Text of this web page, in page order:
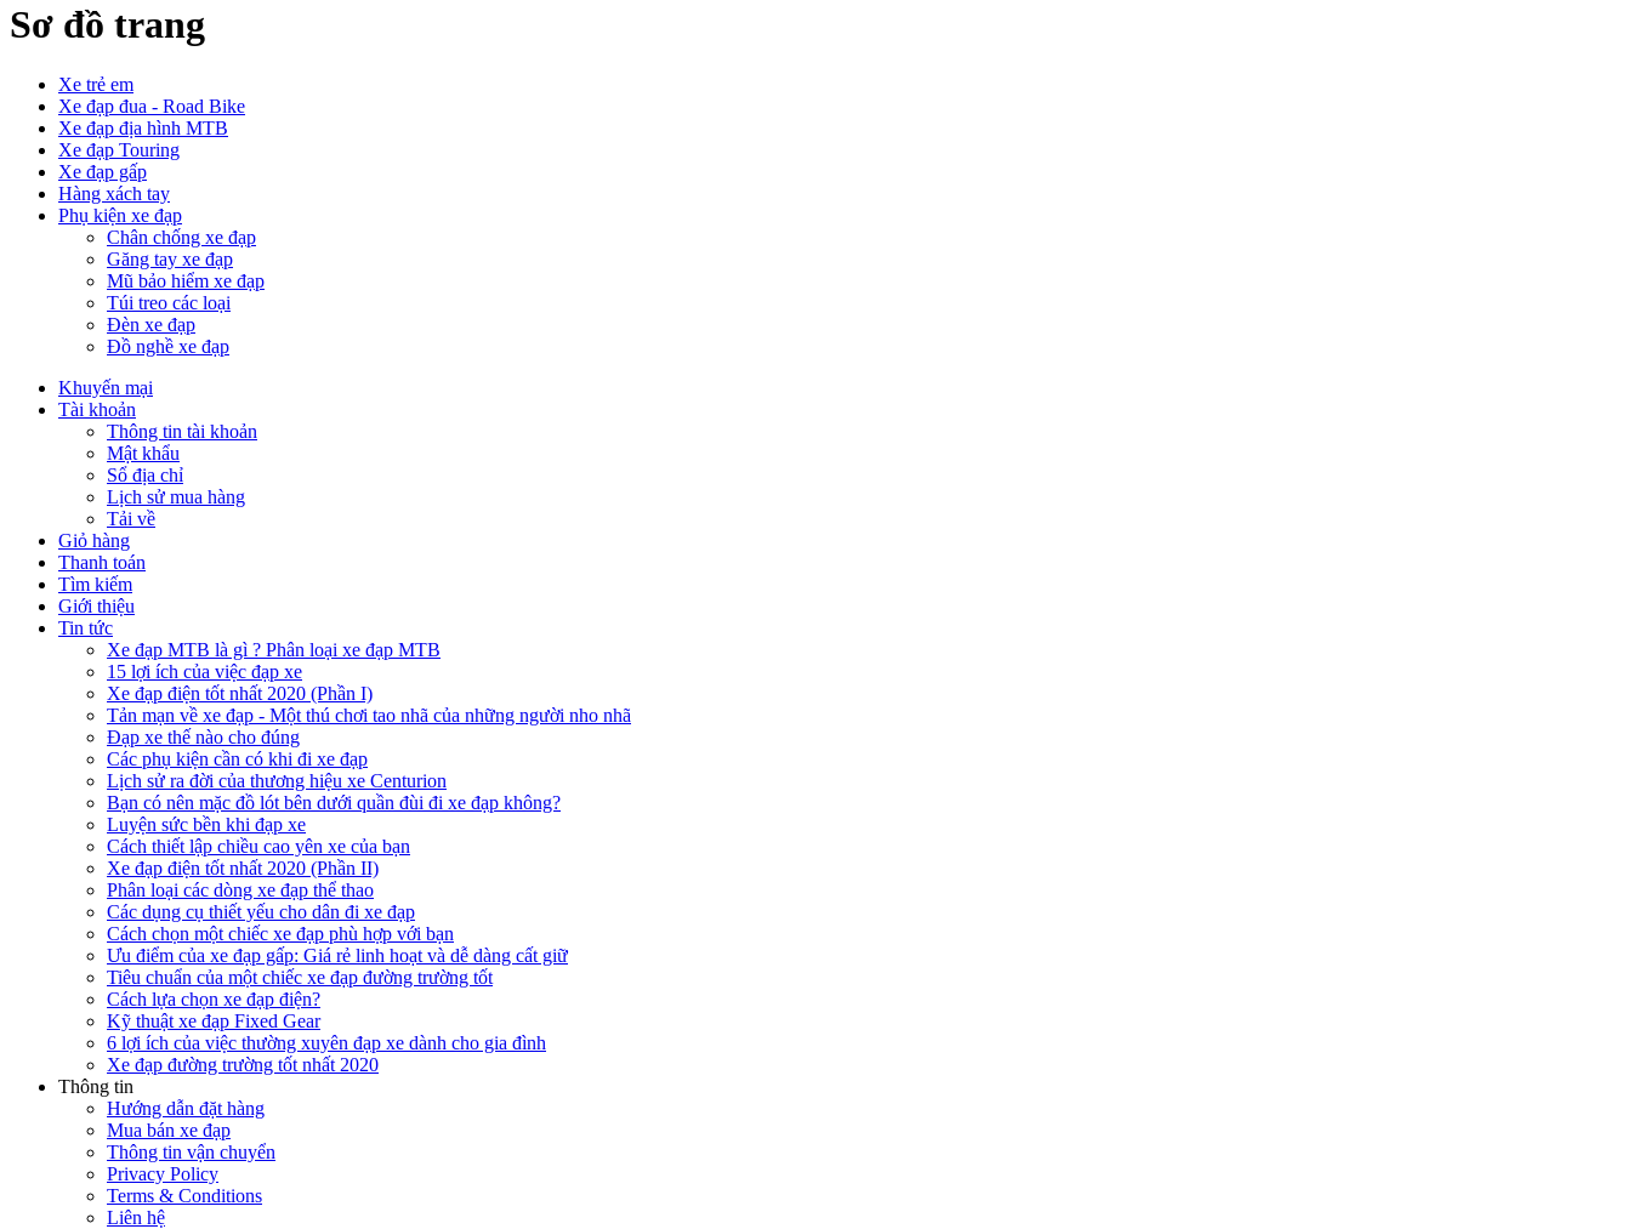
Sơ đồ trang
Xe trẻ em
Xe đạp đua - Road Bike
Xe đạp địa hình MTB
Xe đạp Touring
Xe đạp gấp
Hàng xách tay
Phụ kiện xe đạp
Chân chống xe đạp
Găng tay xe đạp
Mũ bảo hiểm xe đạp
Túi treo các loại
Đèn xe đạp
Đồ nghề xe đạp
Khuyến mại
Tài khoản
Thông tin tài khoản
Mật khẩu
Sổ địa chỉ
Lịch sử mua hàng
Tải về
Giỏ hàng
Thanh toán
Tìm kiếm
Giới thiệu
Tin tức
Xe đạp MTB là gì ? Phân loại xe đạp MTB
15 lợi ích của việc đạp xe
Xe đạp điện tốt nhất 2020 (Phần I)
Tản mạn về xe đạp - Một thú chơi tao nhã của những người nho nhã
Đạp xe thế nào cho đúng
Các phụ kiện cần có khi đi xe đạp
Lịch sử ra đời của thương hiệu xe Centurion
Bạn có nên mặc đồ lót bên dưới quần đùi đi xe đạp không?
Luyện sức bền khi đạp xe
Cách thiết lập chiều cao yên xe của bạn
Xe đạp điện tốt nhất 2020 (Phần II)
Phân loại các dòng xe đạp thể thao
Các dụng cụ thiết yếu cho dân đi xe đạp
Cách chọn một chiếc xe đạp phù hợp với bạn
Ưu điểm của xe đạp gấp: Giá rẻ linh hoạt và dễ dàng cất giữ
Tiêu chuẩn của một chiếc xe đạp đường trường tốt
Cách lựa chọn xe đạp điện?
Kỹ thuật xe đạp Fixed Gear
6 lợi ích của việc thường xuyên đạp xe dành cho gia đình
Xe đạp đường trường tốt nhất 2020
Thông tin
Hướng dẫn đặt hàng
Mua bán xe đạp
Thông tin vận chuyển
Privacy Policy
Terms & Conditions
Liên hệ